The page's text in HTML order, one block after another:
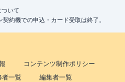
いて
約機での申込・カード受取は終了。
コンテンツ制作ポリシー
者一覧
編集者一覧